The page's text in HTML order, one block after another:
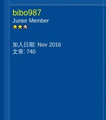
bibo987
Junior Member
加入日期: Nov 2016
文章: 740